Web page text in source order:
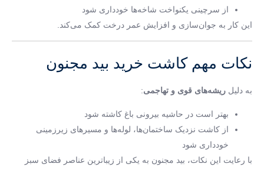
از سرچینی یکنواخت شاخه‌ها خودداری شود
این کار به جوان‌سازی و افزایش عمر درخت کمک می‌کند.
نکات مهم کاشت خرید بید مجنون
به دلیل ریشه‌های قوی و تهاجمی:
بهتر است در حاشیه بیرونی باغ کاشته شود
از کاشت نزدیک ساختمان‌ها، لوله‌ها و مسیرهای زیرزمینی
خودداری شود
با رعایت این نکات، بید مجنون به یکی از زیباترین عناصر فضای سبز